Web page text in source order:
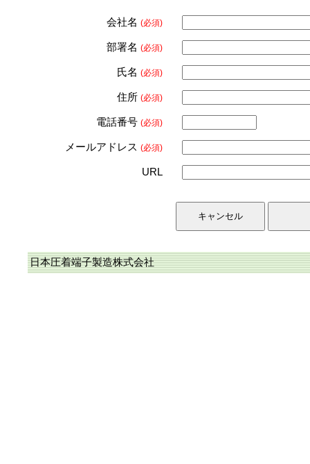
会社名 (必須)
部署名 (必須)
氏名 (必須)
住所 (必須)
電話番号 (必須)
メールアドレス (必須)
URL
日本圧着端子製造株式会社